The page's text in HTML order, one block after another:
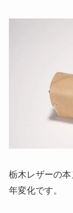
栃木レザーの
年変化です。